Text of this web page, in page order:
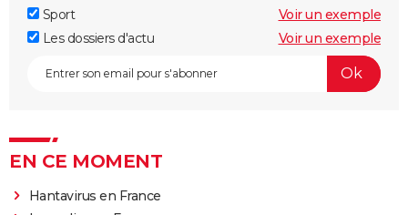
Sport
Voir un exemple
Les dossiers d'actu
Voir un exemple
EN CE MOMENT
Hantavirus en France